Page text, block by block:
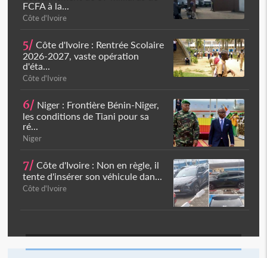
FCFA à la...
Côte d'Ivoire
5/ Côte d'Ivoire : Rentrée Scolaire
2026-2027, vaste opération
d'éta...
Côte d'Ivoire
6/ Niger : Frontière Bénin-Niger,
les conditions de Tiani pour sa
ré...
Niger
7/ Côte d'Ivoire : Non en règle, il
tente d'insérer son véhicule dan...
Côte d'Ivoire